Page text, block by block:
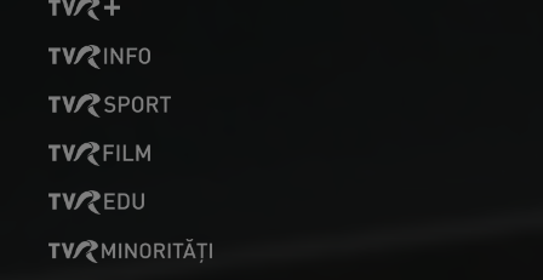
FORUM ECONOMIC
CLAUDIA DĂNĂILĂ